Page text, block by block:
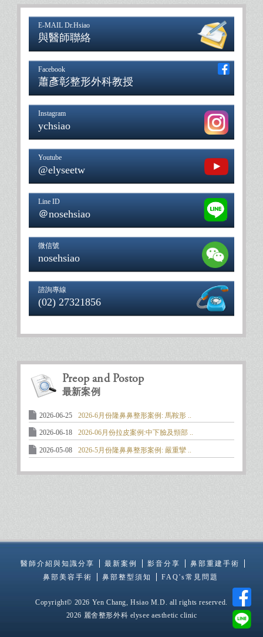
E-MAIL Dr.Hsiao
與醫師聯絡
Facebook
蕭彥彰整形外科教授
Instagram
ychsiao
Youtube
@elyseetw
Line ID
＠nosehsiao
微信號
nosehsiao
諮詢專線
(02) 27321856
Preop and Postop
最新案例
2026-06-25 2026-6月份隆鼻鼻整形案例: 馬鞍形 ..
2026-06-18 2026-06月份拉皮案例:中下臉及頸部 ..
2026-05-08 2026-5月份隆鼻鼻整形案例: 嚴重攣 ..
醫師介紹與知識分享 最新案例 影音分享
鼻部重建手術
鼻部美容手術
鼻部整型須知 FAQ's常見問題
Copyright© 2026 Yen Chang, Hsiao M.D. all rights reserved.
2026 麗舍整形外科 elysee aesthetic clinic